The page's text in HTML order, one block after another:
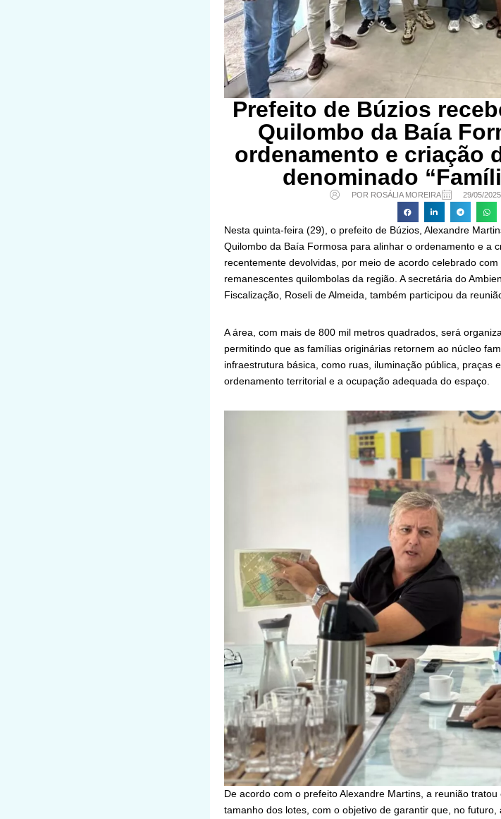
Prefeito de Búzios
Quilombo da Baía
ordenamento e criação
denominado
POR ROSÁLIA MOREIRA 29/05/2025
Nesta quinta-feira (29), o prefeito de Búzios, Alexandre
Quilombo da Baía Formosa para alinhar o ordenamento e a
recentemente devolvidas, por meio de acordo celebrado
remanescentes quilombolas da região. A secretária do
Fiscalização, Roseli de Almeida, também participou da
A área, com mais de 800 mil metros quadrados, será
permitindo que as famílias originárias retornem ao núcleo
infraestrutura básica, como ruas, iluminação pública, praças
ordenamento territorial e a ocupação adequada do espaço.
De acordo com o prefeito Alexandre Martins, a reunião
tamanho dos lotes, com o objetivo de garantir que, no